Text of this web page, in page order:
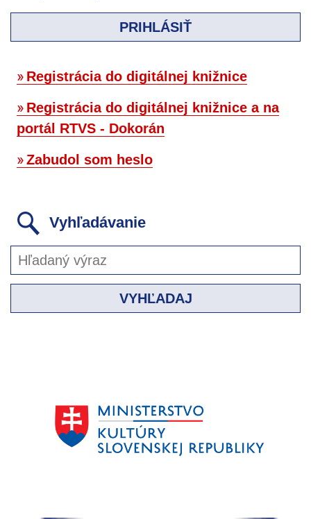
PRIHLÁSIŤ
Registrácia do digitálnej knižnice
Registrácia do digitálnej knižnice a na
portál RTVS - Dokorán
Zabudol som heslo
Vyhľadávanie
VYHĽADAJ